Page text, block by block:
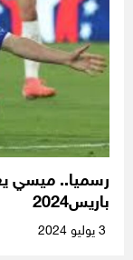
رسميا.. ميسي
باريس2024